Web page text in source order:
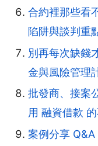
合約裡那些看
陷阱與談判重
別再每次缺錢
金與風險管理
批發商、接案
用 融資借款
案例分享